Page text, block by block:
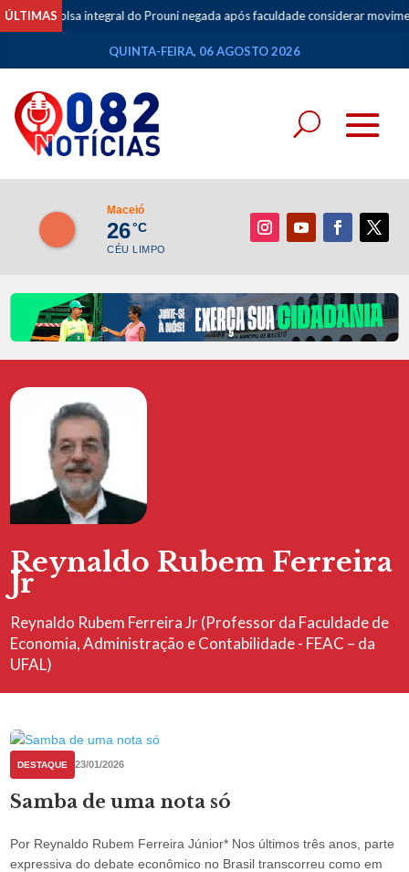
ÚLTIMASdo Prouni negada após faculdade considerar movimentações de
QUINTA-FEIRA, 06 AGOSTO 2026
Maceió
26°C
CÉU LIMPO
Reynaldo Rubem Ferreira
Jr
Reynaldo Rubem Ferreira Jr (Professor da Faculdade de
Economia, Administração e Contabilidade - FEAC – da
UFAL)
DESTAQUE 23/01/2026
Samba de uma nota só
Por Reynaldo Rubem Ferreira Júnior* Nos últimos três anos, parte
expressiva do debate econômico no Brasil transcorreu como em